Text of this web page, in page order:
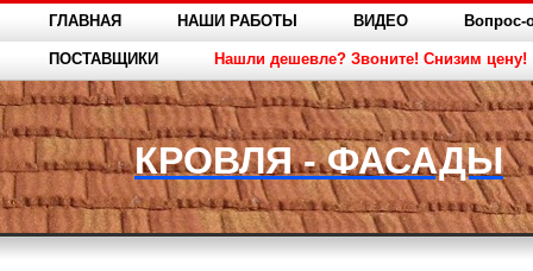
ГЛАВНАЯ НАШИ РАБОТЫ ВИДЕО Вопрос-
ПОСТАВЩИКИ Нашли дешевле? Звоните! Снизим цену!
КРОВЛЯ - ФАСАДЫ